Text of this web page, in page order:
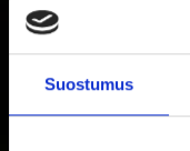
Suostumus